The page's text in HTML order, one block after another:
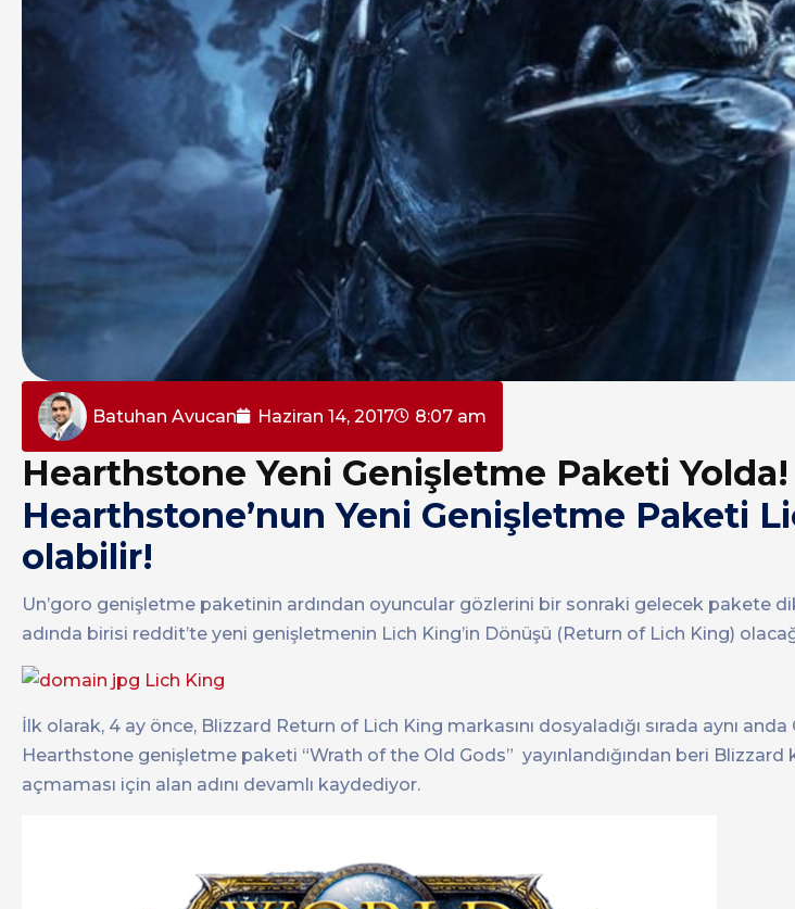
Batuhan Avucan Haziran 14, 2017 8:07 am
Hearthstone Yeni Genişletme Paketi Yolda!
Hearthstone’nun Yeni Genişletme Paketi
olabilir!
Un’goro genişletme paketinin ardından oyuncular gözlerini bir sonraki gelecek pakete
adında birisi reddit’te yeni genişletmenin Lich King’in Dönüşü (Return of Lich King)
İlk olarak, 4 ay önce, Blizzard Return of Lich King markasını dosyaladığı sırada aynı anda
Hearthstone genişletme paketi “Wrath of the Old Gods” yayınlandığından beri Blizzard
açmaması için alan adını devamlı kaydediyor.